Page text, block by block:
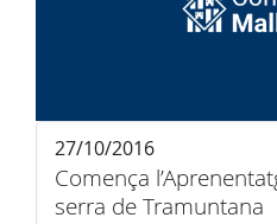
Comença
serra de Tramuntana
27/10/2016